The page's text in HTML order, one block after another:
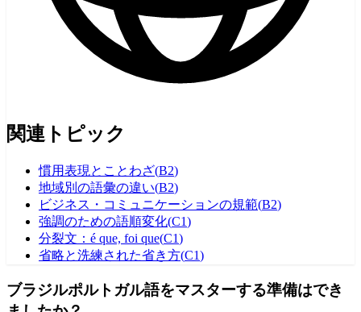
関連トピック
慣用表現とことわざ(B2)
地域別の語彙の違い(B2)
ビジネス・コミュニケーションの規範(B2)
強調のための語順変化(C1)
分裂文：é que, foi que(C1)
省略と洗練された省き方(C1)
ブラジルポルトガル語をマスターする準備はでき